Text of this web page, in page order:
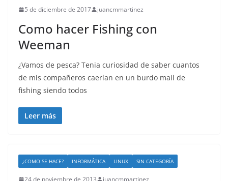
5 de diciembre de 2017 juancmmartinez
Como hacer Fishing con
Weeman
¿Vamos de pesca? Tenia curiosidad de saber cuantos
de mis compañeros caerían en un burdo mail de
fishing siendo todos
Leer más
¿COMO SE HACE? INFORMÁTICA LINUX SIN CATEGORÍA
24 de noviembre de 2013 juancmmartinez